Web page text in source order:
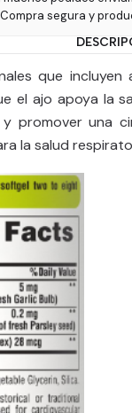
Compra segura y
que
el ajo apoya la
promover una
la salud